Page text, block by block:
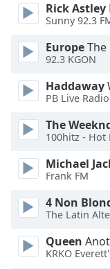
Background
Color
Opacity
Font
Size
Text
Edge
Style
Rick Astley
Sunny 92.3
EuropeThe
92.3 KGON
Haddaway
PB Live Radio
The
100hitz - Hot
Michael
Frank FM
4 Non
The Latin
Queen
KRKO